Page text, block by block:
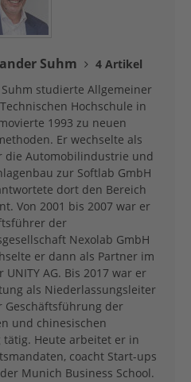
Suhm
4 Artikel
studierte Allgemeiner
Hochschule in
1993 zu neuen
Er wechselte als
die Automobilindustrie und
zur Softlab GmbH
dort den Bereich
Von 2001 bis 2007 war er
der
Nexolab GmbH
er dann als Partner im
AG. Bis 2017 war er
als Niederlassungsleiter
Geschäftsführung der
und chinesischen
tätig. Heute arbeitet er in
coacht Start-ups
Munich Business School.